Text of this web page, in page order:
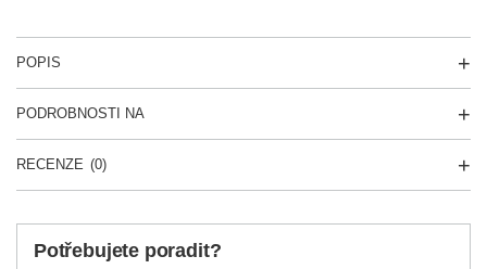
POPIS
PODROBNOSTI NA
RECENZE (0)
Potřebujete poradit?